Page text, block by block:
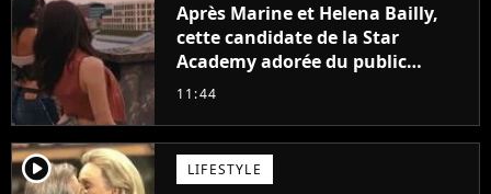
Après Marine et Helena Bailly,
cette candidate de la Star
Academy adorée du public
annonce son premier album,
11:44
player2 LIFESTYLE